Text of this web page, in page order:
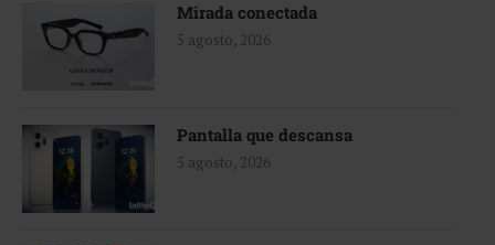
Mirada conectada
5 agosto, 2026
Pantalla que descansa
5 agosto, 2026